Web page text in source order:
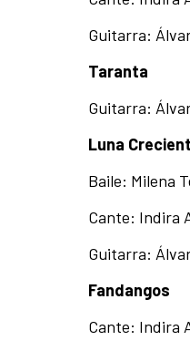
Guitarra:
Taranta
Guitarra:
Luna
Baile: Milena
Cante: Indira
Guitarra:
Fandangos
Cante: Indira